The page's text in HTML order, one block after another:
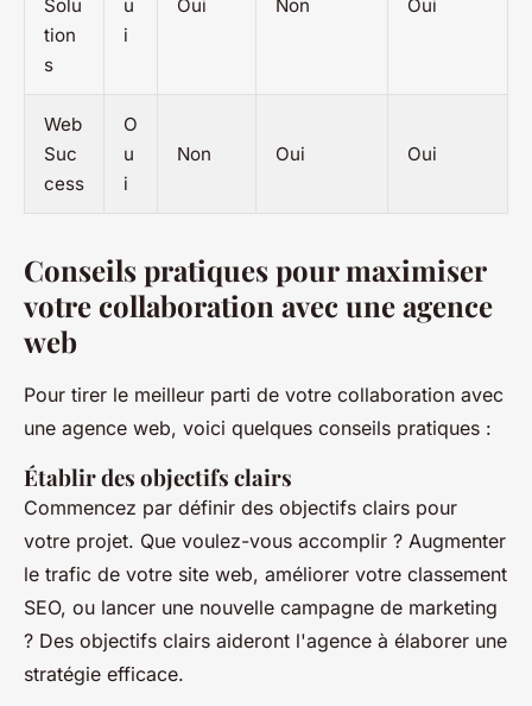
Solu
tion
s
u
i
Oui Non Oui
Web
Suc
cess
O
u
i
Non Oui Oui
Conseils pratiques pour maximiser
votre collaboration avec une agence
web
Pour tirer le meilleur parti de votre collaboration avec
une agence web, voici quelques conseils pratiques :
Établir des objectifs clairs
Commencez par définir des objectifs clairs pour
votre projet. Que voulez-vous accomplir ? Augmenter
le trafic de votre site web, améliorer votre classement
SEO, ou lancer une nouvelle campagne de marketing
? Des objectifs clairs aideront l'agence à élaborer une
stratégie efficace.